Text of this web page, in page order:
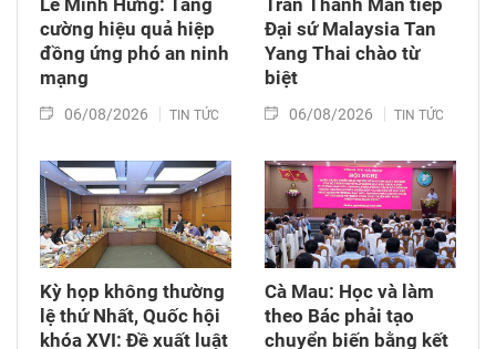
Lê Minh Hưng: Tăng
cường hiệu quả hiệp
đồng ứng phó an ninh
mạng
06/08/2026 TIN TỨC
Trần Thanh Mẫn tiếp
Đại sứ Malaysia Tan
Yang Thai chào từ
biệt
06/08/2026 TIN TỨC
Kỳ họp không thường
lệ thứ Nhất, Quốc hội
khóa XVI: Đề xuất luật
Cà Mau: Học và làm
theo Bác phải tạo
chuyển biến bằng kết